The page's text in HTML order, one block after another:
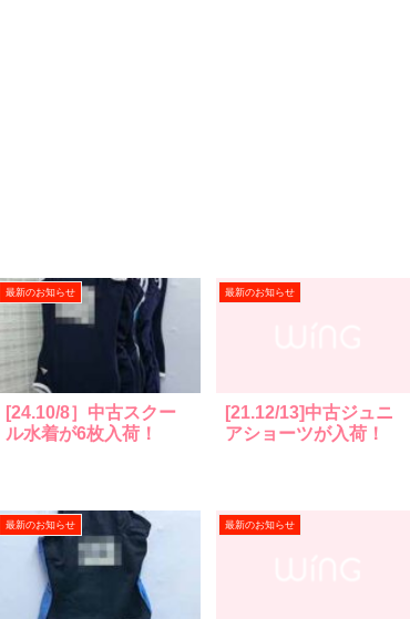
最新のお知らせ
[24.10/8］中古スクー
ル水着が6枚入荷！
最新のお知らせ
[21.12/13]中古ジュニ
アショーツが入荷！
最新のお知らせ 最新のお知らせ